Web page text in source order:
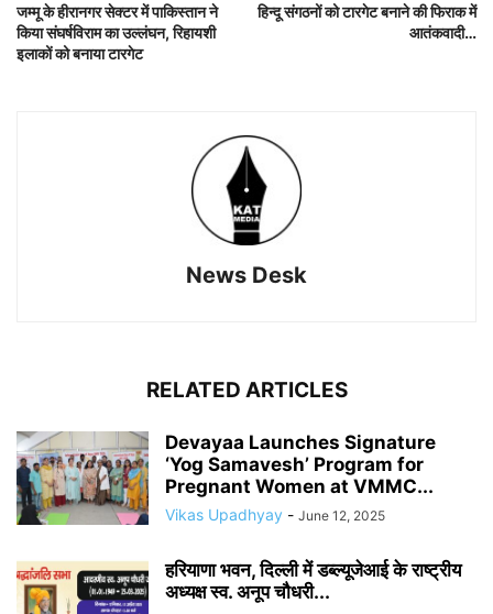
जम्मू के हीरानगर सेक्टर में पाकिस्तान ने
किया संघर्षविराम का उल्लंघन, रिहायशी
इलाकों को बनाया टारगेट
हिन्दू संगठनों को टारगेट बनाने की फिराक में
आतंकवादी…
News Desk
RELATED ARTICLES
Devayaa Launches Signature
‘Yog Samavesh’ Program for
Pregnant Women at VMMC...
Vikas Upadhyay - June 12, 2025
हरियाणा भवन, दिल्ली में डब्ल्यूजेआई के राष्ट्रीय
अध्यक्ष स्व. अनूप चौधरी...